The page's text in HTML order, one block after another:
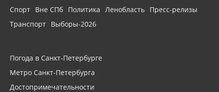
Спорт Вне СПб Политика Ленобласть Пресс-релизы
Транспорт Выборы-2026
Погода в Санкт-Петербурге
Метро Санкт-Петербурга
Достопримечательности